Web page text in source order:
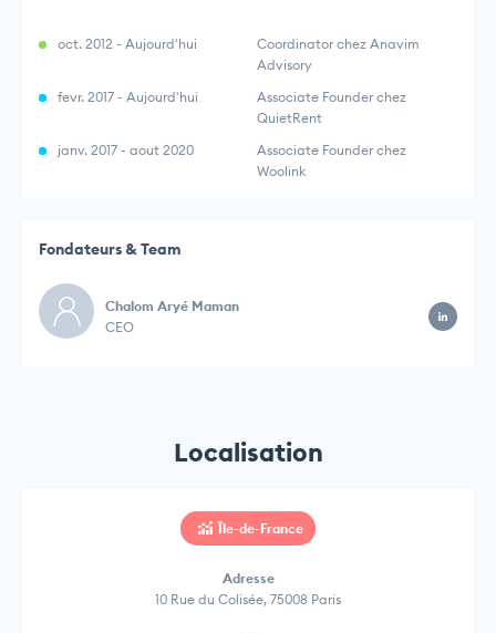
oct. 2012 - Aujourd'hui
Coordinator chez Anavim
Advisory
fevr. 2017 - Aujourd'hui
Associate Founder chez
QuietRent
janv. 2017 - aout 2020
Associate Founder chez
Woolink
Fondateurs & Team
Chalom Aryé Maman
CEO
Localisation
Île-de-France
Adresse
10 Rue du Colisée, 75008 Paris